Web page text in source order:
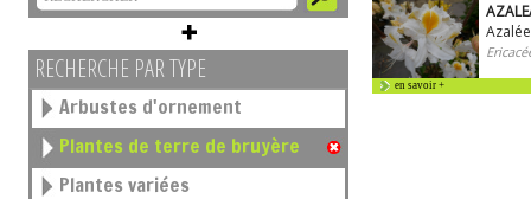
RECHERCHE PAR TYPE
Arbustes d'ornement
Plantes de terre de bruyère
Plantes variées
en savoir +